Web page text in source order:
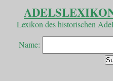
Lexikon des historischen
Name: